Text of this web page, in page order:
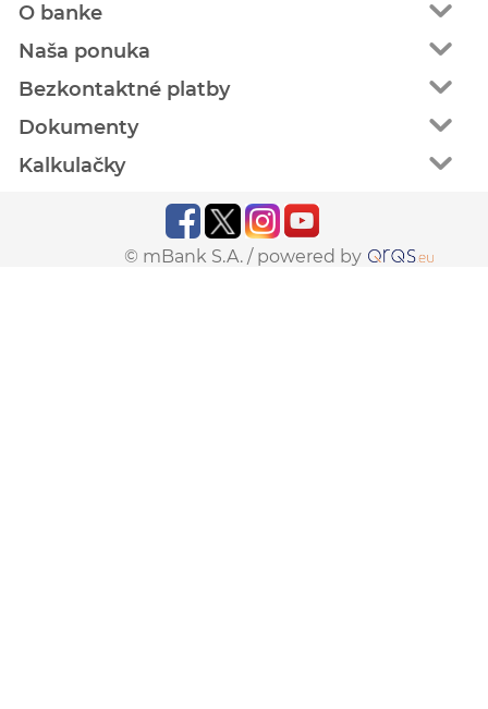
O banke
Naša ponuka
Bezkontaktné platby
Dokumenty
Kalkulačky
© mBank S.A. / powered by